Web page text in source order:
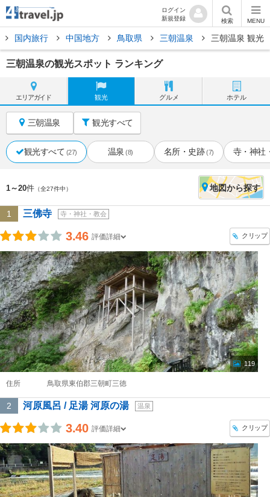
ログイン
新規登録
検索 MENU
国内旅行 中国地方 鳥取県 三朝温泉 三朝温泉 観光
三朝温泉の観光スポット ランキング
エリアガイド 観光 グルメ ホテル
三朝温泉 観光すべて
観光すべて (27) 温泉 (8) 名所・史跡 (7) 寺・神社
1～20件 （全27件中） 地図から探す
1 三佛寺 寺・神社・教会
3.46 評価詳細 クリップ
119
住所 鳥取県東伯郡三朝町三徳
2 河原風呂 / 足湯 河原の湯 温泉
3.40 評価詳細 クリップ